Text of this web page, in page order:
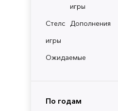
игры
Стелс
игры
Дополнения
Ожидаемые
По годам